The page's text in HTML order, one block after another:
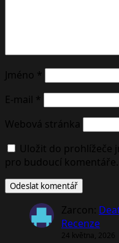
Jméno *
E-mail *
Webová stránka
Uložit do prohlížeče
pro budoucí komentáře.
Zarcon:
Recenze
24 května, 2026